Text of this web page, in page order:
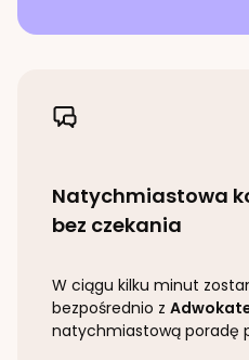
Natychmiastowa
bez czekania
W ciągu kilku minut
bezpośrednio z
natychmiastową poradę